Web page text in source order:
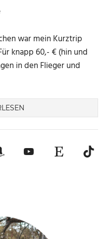
war mein Kurztrip
knapp 60,- € (hin und
in den Flieger und
YouTube
Etsy-Shop